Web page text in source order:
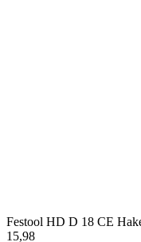
Festool HD D 18 CE
15,98